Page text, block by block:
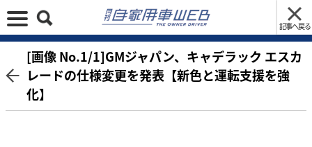
記事へ戻る
[画像 No.1/1]GMジャパン、キャデラック エスカ
レードの仕様変更を発表【新色と運転支援を強
化】